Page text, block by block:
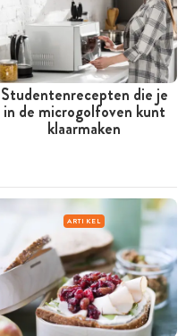
Studentenrecepten die je
in de microgolfoven kunt
klaarmaken
ARTIKEL